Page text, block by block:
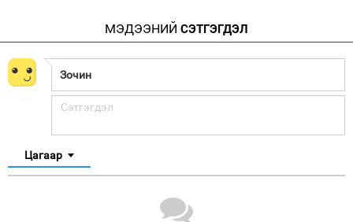
МЭДЭЭНИЙ СЭТГЭГДЭЛ
Цагаар